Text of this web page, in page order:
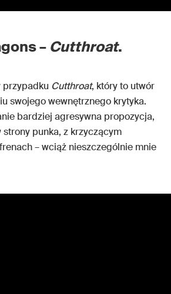
– Cutthroat.
przypadku Cutthroat, który to utwór
swojego wewnętrznego krytyka.
bardziej agresywna propozycja,
punka, z krzyczącym
– wciąż nieszczególnie mnie